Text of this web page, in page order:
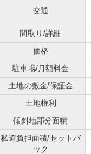
交通
間取り/詳細
価格
駐車場/月額料金
土地の敷金/保証金
土地権利
傾斜地部分面積
私道負担面積/セットバ
ック